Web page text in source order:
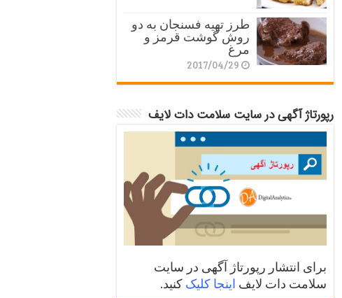
طرز تهیه فسنجان به دو
روش گوشت قرمز و
مرغ
2017/04/29
رپورتاژ آگهی در سایت سلامت دات لایف
برای انتشار رپورتاژ آگهی در سایت
سلامت دات لایف اینجا کلیک کنید.